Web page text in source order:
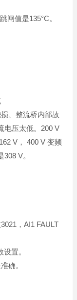
闸值是135°C。
、整流桥内部故
电压太低。200 V
V， 400 V 变频
V。
，AI1 FAULT
置。
确。